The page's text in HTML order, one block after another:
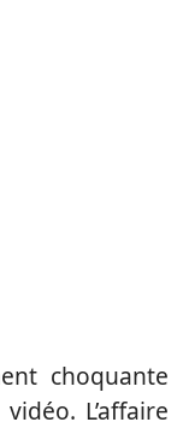
choquante
L’affaire